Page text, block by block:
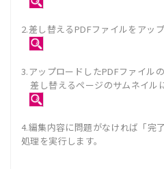
2.差し替えるPDFファイルをアップ
3.アップロードしたPDFファイル
差し替えるページのサムネイル
4.編集内容に問題がなければ「完
処理を実行します。